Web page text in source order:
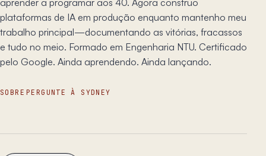
aprender a programar aos 40. Agora construo
plataformas de IA em produção enquanto mantenho meu
trabalho principal—documentando as vitórias, fracassos
e tudo no meio. Formado em Engenharia NTU. Certificado
pelo Google. Ainda aprendendo. Ainda lançando.
SOBRE PERGUNTE À SYDNEY